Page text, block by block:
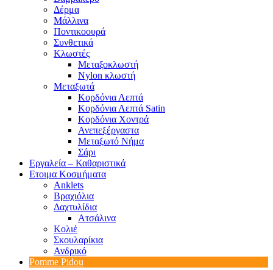
Δέρμα
Μάλλινα
Ποντικοουρά
Συνθετικά
Κλωστές
Μεταξοκλωστή
Nylon κλωστή
Μεταξωτά
Κορδόνια Λεπτά
Κορδόνια Λεπτά Satin
Κορδόνια Χοντρά
Ανεπεξέργαστα
Μεταξωτό Νήμα
Σάρι
Εργαλεία – Καθαριστικά
Ετοιμα Κοσμήματα
Anklets
Βραχιόλια
Δαχτυλίδια
Ατσάλινα
Κολιέ
Σκουλαρίκια
Ανδρικό
Pomme Pidou